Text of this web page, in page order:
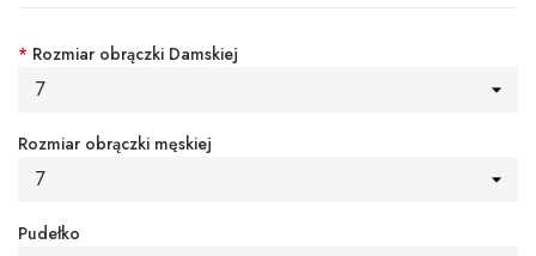
* Rozmiar obrączki Damskiej
7
Rozmiar obrączki męskiej
7
Pudełko